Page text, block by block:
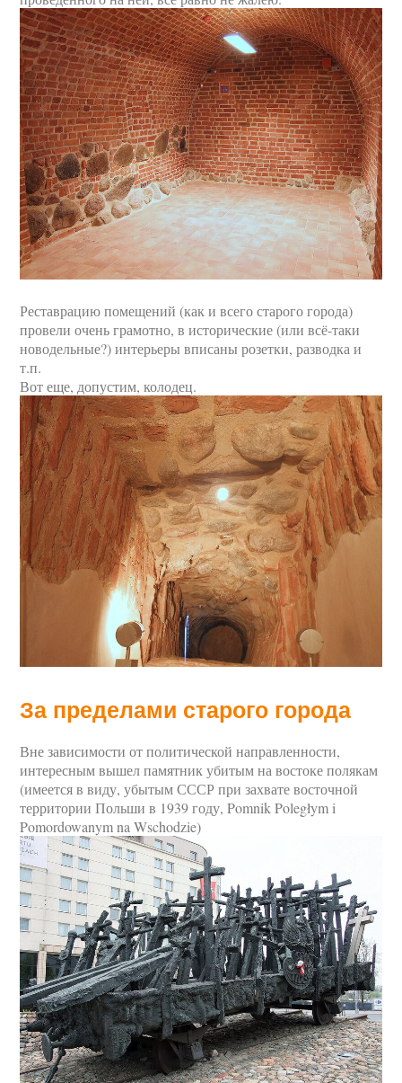
Реставрацию помещений (как и всего старого города)
провели очень грамотно, в исторические (или всё-таки
новодельные?) интерьеры вписаны розетки, разводка и
т.п.
Вот еще, допустим, колодец.
За пределами старого города
Вне зависимости от политической направленности,
интересным вышел памятник убитым на востоке полякам
(имеется в виду, убытым СССР при захвате восточной
территории Польши в 1939 году, Pomnik Poległym i
Pomordowanym na Wschodzie)